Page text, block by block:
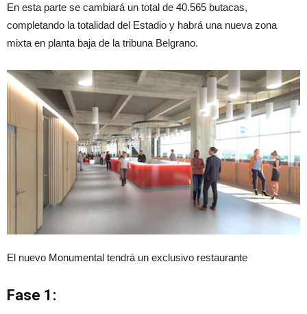
En esta parte se cambiará un total de 40.565 butacas,
completando la totalidad del Estadio y habrá una nueva zona
mixta en planta baja de la tribuna Belgrano.
El nuevo Monumental tendrá un exclusivo restaurante
Fase 1: